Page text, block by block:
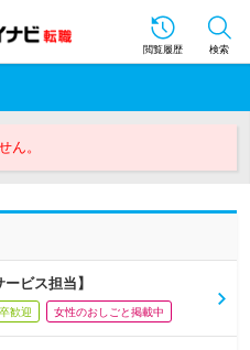
閲覧履歴 検索
ん。
ビス担当】
歓迎 女性のおしごと掲載中